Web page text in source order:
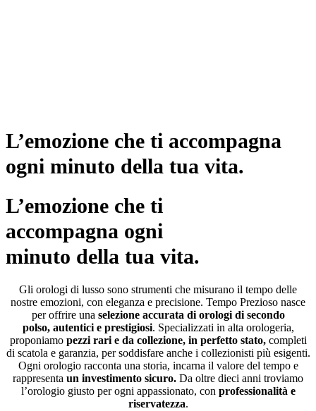
L’emozione che ti accompagna
ogni minuto della tua vita.
L’emozione che ti
accompagna ogni
minuto della tua vita.
Gli orologi di lusso sono strumenti che misurano il tempo delle
nostre emozioni, con eleganza e precisione. Tempo Prezioso nasce
per offrire una selezione accurata di orologi di secondo
polso, autentici e prestigiosi. Specializzati in alta orologeria,
proponiamo pezzi rari e da collezione, in perfetto stato,completi
di scatola e garanzia, per soddisfare anche i collezionisti più esigenti.
Ogni orologio racconta una storia, incarna il valore del tempo e
rappresenta un investimento sicuro. Da oltre dieci anni troviamo
l’orologio giusto per ogni appassionato, con professionalità e
riservatezza.